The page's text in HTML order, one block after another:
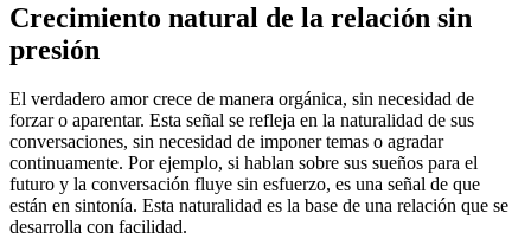
Crecimiento natural de la relación sin
presión
El verdadero amor crece de manera orgánica, sin necesidad de
forzar o aparentar. Esta señal se refleja en la naturalidad de sus
conversaciones, sin necesidad de imponer temas o agradar
continuamente. Por ejemplo, si hablan sobre sus sueños para el
futuro y la conversación fluye sin esfuerzo, es una señal de que
están en sintonía. Esta naturalidad es la base de una relación que se
desarrolla con facilidad.